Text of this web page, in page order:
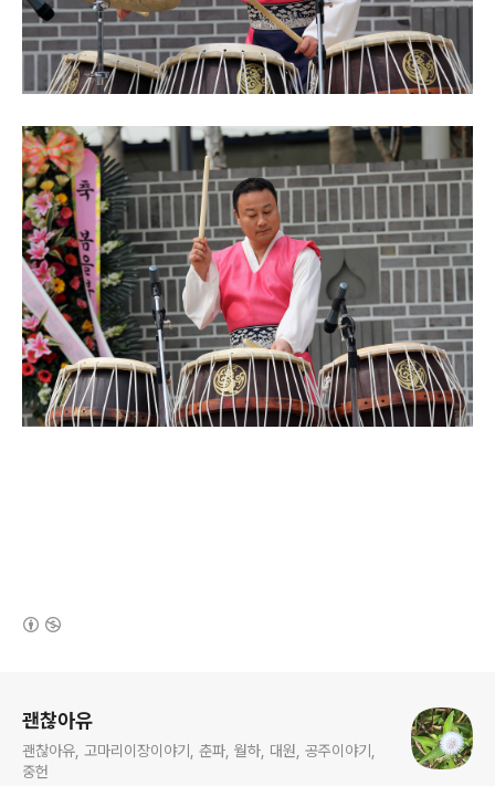
괜찮아유
괜찮아유, 고마리이장이야기, 춘파, 월하, 대원, 공주이야기,
중헌